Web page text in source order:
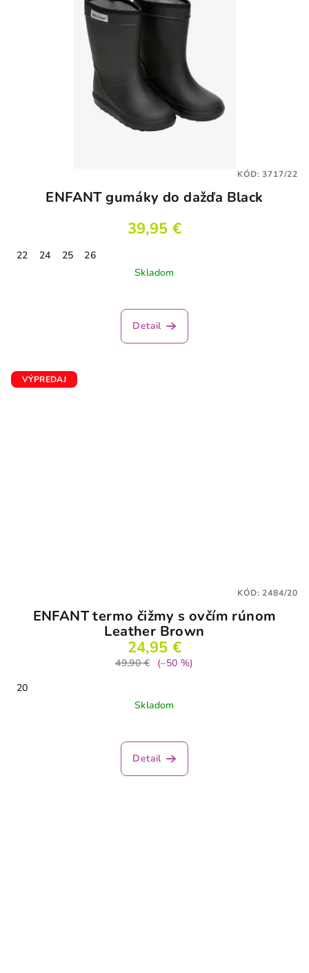
ENFANT gumáky do dažďa Black
39,95 €
22 24 25
26
Skladom
Detail
KÓD:3717/22
VÝPREDAJ
ENFANT termo čižmy s ovčím rúnom
Leather Brown
24,95 €
49,90 €
(–50 %)
20
Skladom
Detail
KÓD:2484/20